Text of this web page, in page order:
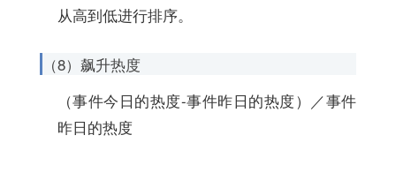
从高到低进行排序。
（8）飙升热度
（事件今日的热度-事件昨日的热度）／事件
昨日的热度